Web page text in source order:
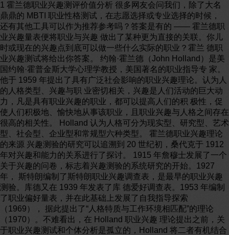
1 霍兰德职业兴趣测评价值分析 很多网友会问我们，除了大名
鼎鼎的 MBTI 职业性格测试，在志愿选择或专业选择的时候，
还有其他工具可以作为推荐参考吗？答案是有的 —— 霍兰德职
业兴趣量表便将职业与兴趣 做出了某种更为直接的关联。你儿
时或现在的兴趣点到底可以做一些什么实际的职业？霍兰 德职
业兴趣测试将给出你答案。 约翰·霍兰德（John Holland）是美
国约翰·霍普金斯大学心理学教授，美国著名的职业指导专 家。
他于 1959 年提出了具有广泛社会影响的职业兴趣理论。认为人
的人格类型、兴趣与职 业密切相关，兴趣是人们活动的巨大动
力，凡是具有职业兴趣的职业，都可以提高人们的积 极性，促
使人们积极地、愉快地从事该职业，且职业兴趣与人格之间存在
很高的相关性。 Holland 认为人格可分为现实型、研究型、艺术
型、社会型、企业型和常规型六种类型。 霍兰德职业兴趣理论
的来源 兴趣测验的研究可以追溯到 20 世纪初，桑代克于 1912
年对兴趣和能力的关系进行了探讨。 1915 年詹穆士发展了一个
关于兴趣的问卷，标志着兴趣测验的系统研究的开始。1927
年， 斯特朗编制了斯特朗职业兴趣调查表，是最早的职业兴趣
测验。库德又在 1939 年发表了库 德爱好调查表。1953 年编制
了职业偏好量表，并在此基础上发展了自我指导探索
（1969）， 据此提出了“人格特质与工作环境相匹配”的理论
（1970）。不难看出，在 Holland 职业兴趣 理论提出之前，关
于职业兴趣测试和个体分析是孤立的，Holland 将二者有机结合